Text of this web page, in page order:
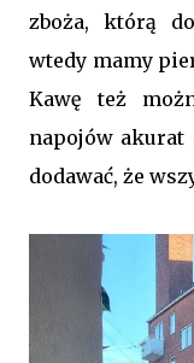
zboża, którą
wtedy mamy
Kawę też
napojów akurat
dodawać, że